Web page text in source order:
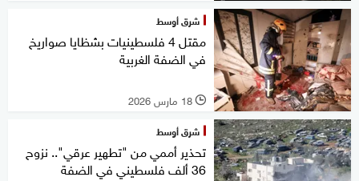
شرق أوسط
مقتل 4 فلسطينيات بشظايا صواريخ
في الضفة الغربية
l 18 مارس 2026
شرق أوسط
تحذير أممي من "تطهير عرقي".. نزوح
36 ألف فلسطيني في الضفة